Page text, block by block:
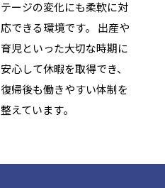
テージの変化にも柔軟に対
応できる環境です。 出産や
育児といった大切な時期に
安心して休暇を取得でき、
復帰後も働きやすい体制を
整えています。